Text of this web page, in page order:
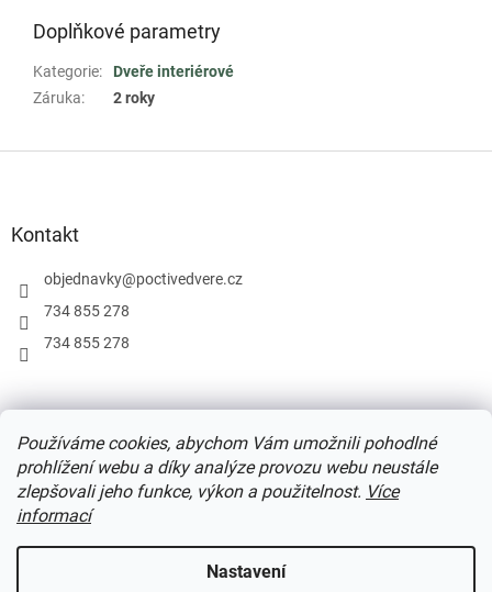
Používáme cookies, abychom Vám umožnili pohodlné
prohlížení webu a díky analýze provozu webu neustále
zlepšovali jeho funkce, výkon a použitelnost. Více
informací
Nastavení
Doplňkové parametry
Kategorie:
Dveře interiérové
Záruka: 2 roky
Kontakt
objednavky@poctivedvere.cz
734 855 278
734 855 278
Ochrana osobních údajů